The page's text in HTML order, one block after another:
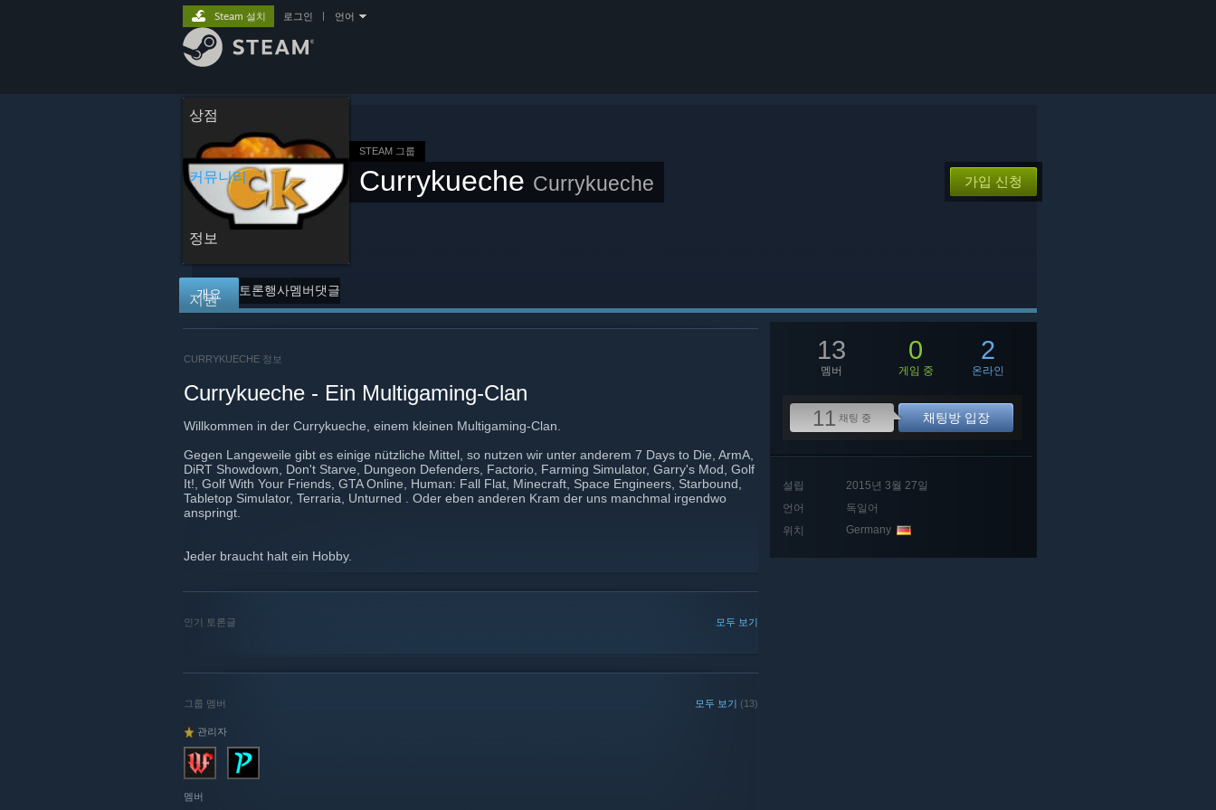
상점
커뮤니티
정보
지원
Steam 설치 로그인 언어
STEAM 그룹
Currykueche Currykueche 가입 신청
개요 토론행사멤버댓글
CURRYKUECHE 정보
Currykueche - Ein Multigaming-Clan
Willkommen in der Currykueche, einem kleinen Multigaming-Clan.
Gegen Langeweile gibt es einige nützliche Mittel, so nutzen wir unter anderem 7 Days to Die, ArmA,
DiRT Showdown, Don't Starve, Dungeon Defenders, Factorio, Farming Simulator, Garry's Mod, Golf
It!, Golf With Your Friends, GTA Online, Human: Fall Flat, Minecraft, Space Engineers, Starbound,
Tabletop Simulator, Terraria, Unturned . Oder eben anderen Kram der uns manchmal irgendwo
anspringt.
Jeder braucht halt ein Hobby.
모두 보기
인기 토론글
모두 보기 (13)
그룹 멤버
관리자
멤버
13
멤버
0
게임 중
2
온라인
11 채팅 중 채팅방 입장
설립
2015년 3월 27일
언어
독일어
위치
Germany